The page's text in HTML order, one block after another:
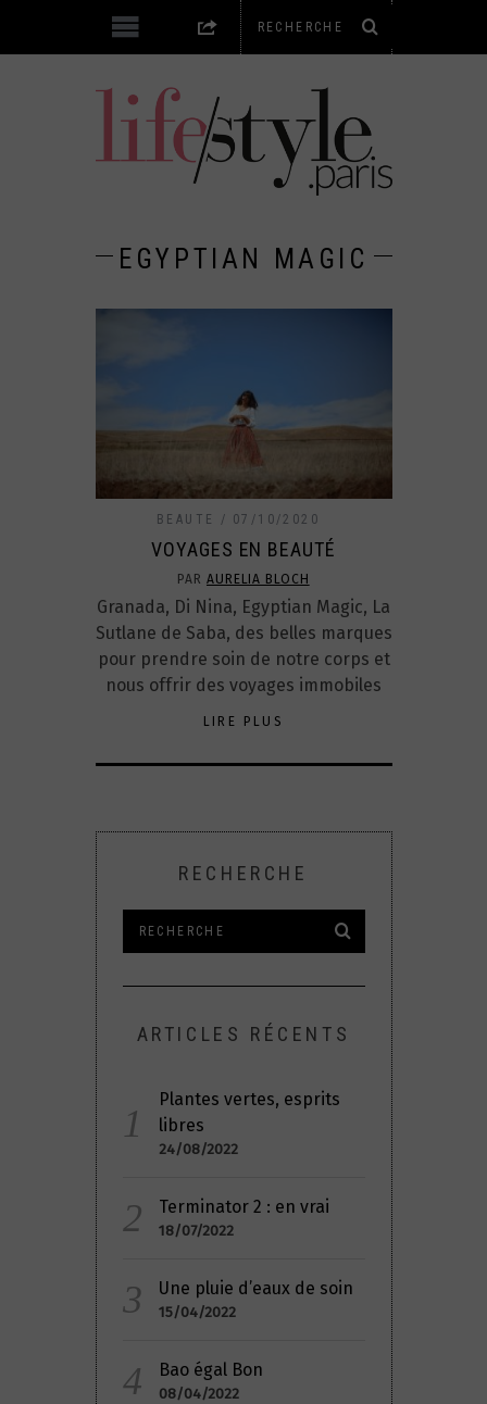
EGYPTIAN MAGIC
BEAUTE 07/10/2020
VOYAGES EN BEAUTÉ
PAR AURELIA BLOCH
Granada, Di Nina, Egyptian Magic, La
Sutlane de Saba, des belles marques
pour prendre soin de notre corps et
nous offrir des voyages immobiles
LIRE PLUS
RECHERCHE
ARTICLES RÉCENTS
Plantes vertes, esprits
libres
24/08/2022
Terminator 2 : en vrai
18/07/2022
Une pluie d’eaux de soin
15/04/2022
Bao égal Bon
08/04/2022